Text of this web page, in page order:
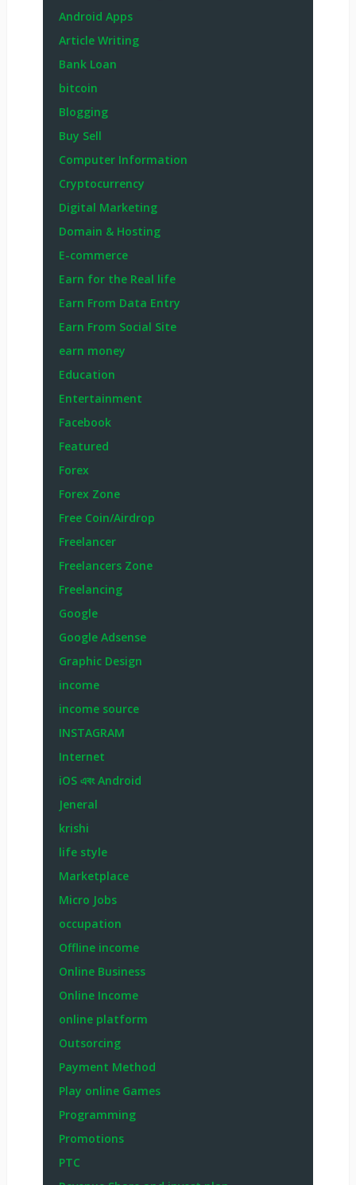
Terms of Service
Privacy Policy
FAQ
Advertising
Sponsored Post কি?
মতামত/পরামর্শ
Categories
Affiliate Marketing
Android Apps
Article Writing
Bank Loan
bitcoin
Blogging
Buy Sell
Computer Information
Cryptocurrency
Digital Marketing
Domain & Hosting
E-commerce
Earn for the Real life
Earn From Data Entry
Earn From Social Site
earn money
Education
Entertainment
Facebook
Featured
Forex
Forex Zone
Free Coin/Airdrop
Freelancer
Freelancers Zone
Freelancing
Google
Google Adsense
Graphic Design
income
income source
INSTAGRAM
Internet